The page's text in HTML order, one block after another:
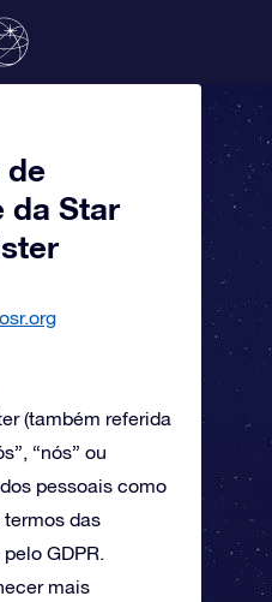
de
da Star
(também referida
“nós” ou
pessoais como
das
GDPR.
mais